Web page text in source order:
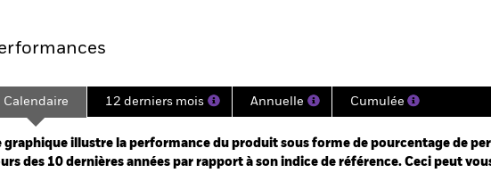
2006-04-01 00:00:00 to 2026-08-05 00:00:00.
-500 to 1000.
Calendaire 12 derniers mois Annuelle Cumulée
graphique illustre la performance du produit sous forme de pourcentage de
des 10 dernières années par rapport à son indice de référence. Ceci peut